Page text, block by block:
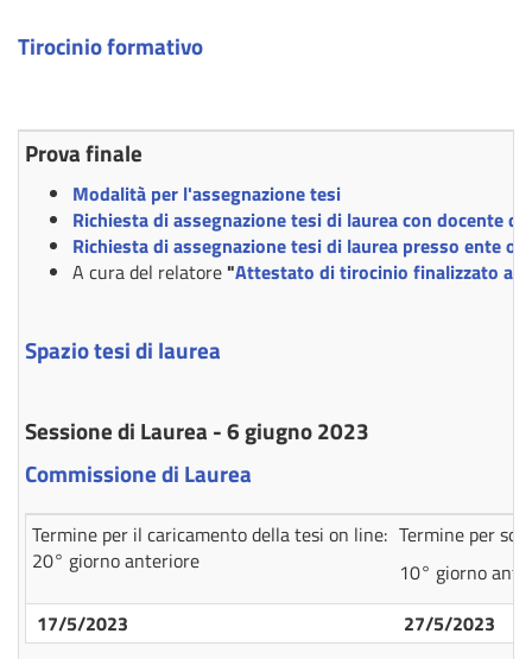
Tirocinio formativo
Prova finale
Modalità per l'assegnazione tesi
Richiesta di assegnazione tesi di laurea con docente
Richiesta di assegnazione tesi di laurea presso ente o
A cura del relatore "Attestato di tirocinio finalizzato
Spazio tesi di laurea
Sessione di Laurea - 6 giugno2023
Commissione di Laurea
Termine per il caricamento della tesi on line:
20° giorno anteriore
Termine per
10° giorno
17/5/2023
27/5/2023